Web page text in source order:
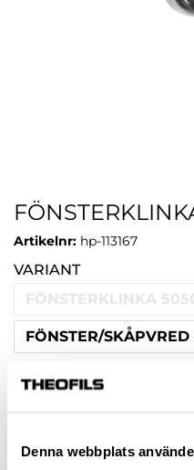
Denna webbplats
Artikelnr: hp-113167
VARIANT
FÖNSTERKLINKA
FÖNSTER/
Rensa val